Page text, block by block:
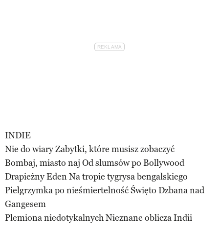
INDIE
Nie do wiary Zabytki, które musisz zobaczyć
Bombaj, miasto naj Od slumsów po Bollywood
Drapieżny Eden Na tropie tygrysa bengalskiego
Pielgrzymka po nieśmiertelność Święto Dzbana nad
Gangesem
Plemiona niedotykalnych Nieznane oblicza Indii